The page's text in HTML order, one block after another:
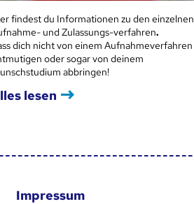
findest du Informationen zu den einzelnen
und Zulassungs-verfahren.
dich nicht von einem Aufnahmeverfahren
oder sogar von deinem
abbringen!
lesen
Impressum